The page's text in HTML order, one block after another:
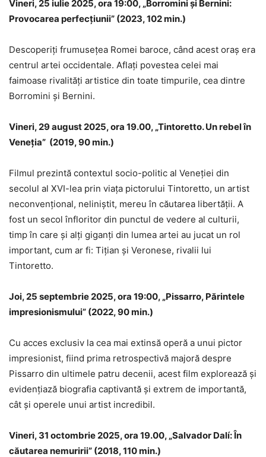
Vineri, 25 iulie 2025, ora 19:00, „Borromini și Bernini:
Provocarea perfecțiunii” (2023, 102 min.)
Descoperiți frumusețea Romei baroce, când acest oraș era
centrul artei occidentale. Aflați povestea celei mai
faimoase rivalități artistice din toate timpurile, cea dintre
Borromini și Bernini.
Vineri, 29 august 2025, ora 19.00, „Tintoretto. Un rebel în
Veneția” (2019, 90 min.)
Filmul prezintă contextul socio-politic al Veneției din
secolul al XVI-lea prin viața pictorului Tintoretto, un artist
neconvențional, neliniștit, mereu în căutarea libertății. A
fost un secol înfloritor din punctul de vedere al culturii,
timp în care și alți giganți din lumea artei au jucat un rol
important, cum ar fi: Tițian și Veronese, rivalii lui
Tintoretto.
Joi, 25 septembrie 2025, ora 19:00, „Pissarro, Părintele
impresionismului” (2022, 90 min.)
Cu acces exclusiv la cea mai extinsă operă a unui pictor
impresionist, fiind prima retrospectivă majoră despre
Pissarro din ultimele patru decenii, acest film explorează și
evidențiază biografia captivantă și extrem de importantă,
cât și operele unui artist incredibil.
Vineri, 31 octombrie 2025, ora 19.00, „Salvador Dalí: În
căutarea nemuririi” (2018, 110 min.)